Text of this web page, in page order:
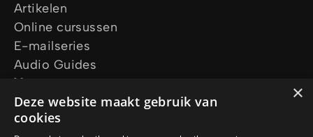
Artikelen
Online cursussen
E-mailseries
Audio Guides
Vraag ons
Ik wil gebed
Ik heb een vraag
×
Deze website maakt gebruik van
cookies